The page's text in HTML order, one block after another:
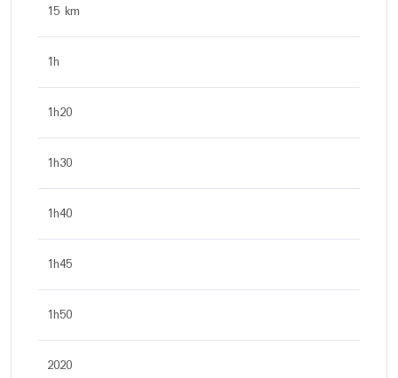
15 km
1h
1h20
1h30
1h40
1h45
1h50
2020